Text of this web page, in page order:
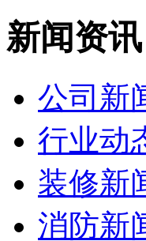
新闻资讯
公司新
行业动
装修新
消防新